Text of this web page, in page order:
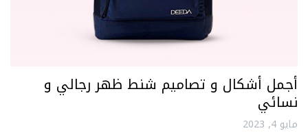
أجمل أشكال و تصاميم شنط ظهر رجالي و
نسائي
مايو 4, 2023